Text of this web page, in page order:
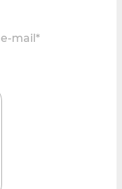
e-mail*